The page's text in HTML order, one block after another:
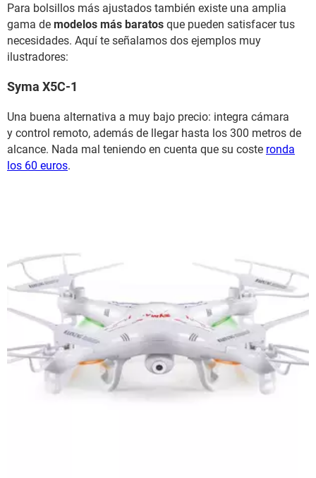
Para bolsillos más ajustados también existe una amplia
gama de modelos más baratos que pueden satisfacer tus
necesidades. Aquí te señalamos dos ejemplos muy
ilustradores:
Syma X5C-1
Una buena alternativa a muy bajo precio: integra cámara
y control remoto, además de llegar hasta los 300 metros de
alcance. Nada mal teniendo en cuenta que su coste ronda
los 60 euros.